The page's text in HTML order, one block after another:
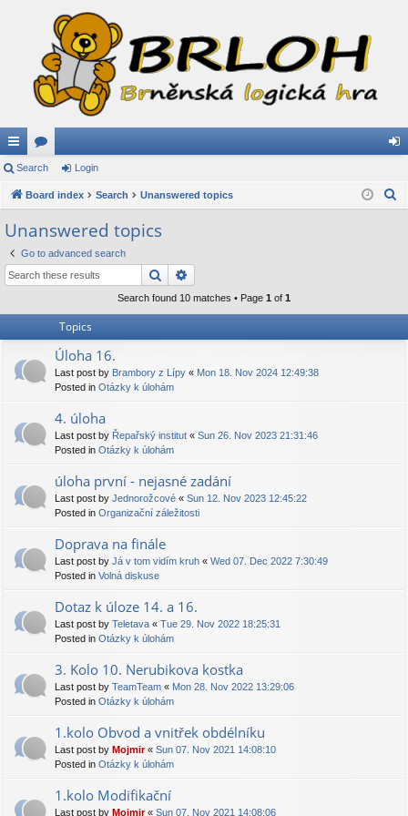
ui
ck
lin
ks
or
u
s
in
Search Login
Board index Search Unanswered topics
Unanswered topics
Go to advanced search
Search
Search found 10 matches • Page 1 of 1
Topics
Úloha 16.
Last post by Brambory z Lípy « Mon 18. Nov 2024 12:49:38
Posted in Otázky k úlohám
4. úloha
Last post by Řepařský institut « Sun 26. Nov 2023 21:31:46
Posted in Otázky k úlohám
úloha první - nejasné zadání
Last post by Jednorožcové « Sun 12. Nov 2023 12:45:22
Posted in Organizační záležitosti
Doprava na finále
Last post by Já v tom vidím kruh « Wed 07. Dec 2022 7:30:49
Posted in Volná diskuse
Dotaz k úloze 14. a 16.
Last post by Teletava « Tue 29. Nov 2022 18:25:31
Posted in Otázky k úlohám
3. Kolo 10. Nerubikova kostka
Last post by TeamTeam « Mon 28. Nov 2022 13:29:06
Posted in Otázky k úlohám
1.kolo Obvod a vnitřek obdélníku
Last post by Mojmir« Sun 07. Nov 2021 14:08:10
Posted in Otázky k úlohám
1.kolo Modifikační
Last post by Mojmir« Sun 07. Nov 2021 14:08:06